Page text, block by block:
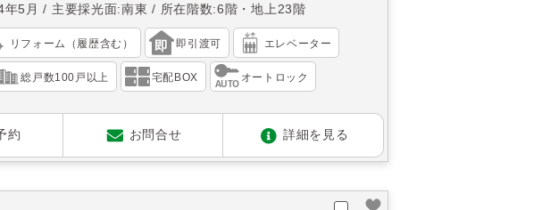
5月 主要採光面:南東 所在階数:6階・地上23階
リフォーム（履歴含む） 即引渡可 エレベーター
総戸数100戸以上 宅配BOX オートロック
約 お問合せ 詳細を見る